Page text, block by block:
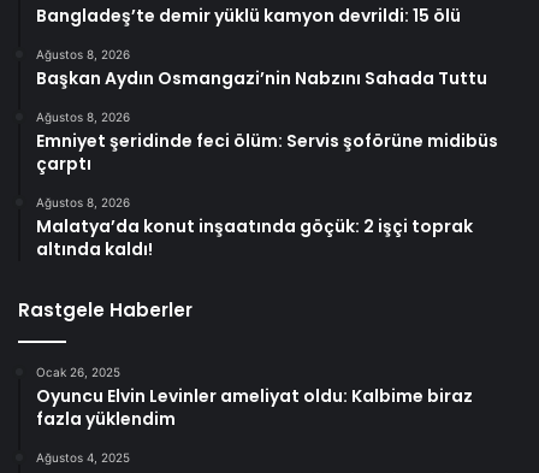
Bangladeş’te demir yüklü kamyon devrildi: 15 ölü
Ağustos 8, 2026
Başkan Aydın Osmangazi’nin Nabzını Sahada Tuttu
Ağustos 8, 2026
Emniyet şeridinde feci ölüm: Servis şoförüne midibüs
çarptı
Ağustos 8, 2026
Malatya’da konut inşaatında göçük: 2 işçi toprak
altında kaldı!
Rastgele Haberler
Ocak 26, 2025
Oyuncu Elvin Levinler ameliyat oldu: Kalbime biraz
fazla yüklendim
Ağustos 4, 2025